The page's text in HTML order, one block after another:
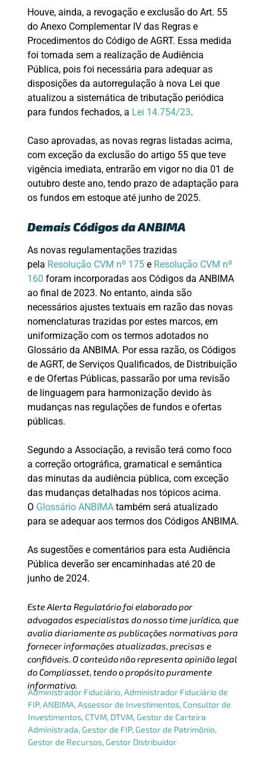
Houve, ainda, a revogação e exclusão do Art. 55
do Anexo Complementar IV das Regras e
Procedimentos do Código de AGRT. Essa medida
foi tomada sem a realização de Audiência
Pública, pois foi necessária para adequar as
disposições da autorregulação à nova Lei que
atualizou a sistemática de tributação periódica
para fundos fechados, a Lei 14.754/23.
Caso aprovadas, as novas regras listadas acima,
com exceção da exclusão do artigo 55 que teve
vigência imediata, entrarão em vigor no dia 01 de
outubro deste ano, tendo prazo de adaptação para
os fundos em estoque até junho de 2025.
Demais Códigos da ANBIMA
As novas regulamentações trazidas
pela Resolução CVM nº 175e Resolução CVM nº
160 foram incorporadas aos Códigos da ANBIMA
ao final de 2023. No entanto, ainda são
necessários ajustes textuais em razão das novas
nomenclaturas trazidas por estes marcos, em
uniformização com os termos adotados no
Glossário da ANBIMA. Por essa razão, os Códigos
de AGRT, de Serviços Qualificados, de Distribuição
e de Ofertas Públicas, passarão por uma revisão
de linguagem para harmonização devido às
mudanças nas regulações de fundos e ofertas
públicas.
Segundo a Associação, a revisão terá como foco
a correção ortográfica, gramatical e semântica
das minutas da audiência pública, com exceção
das mudanças detalhadas nos tópicos acima.
O Glossário ANBIMAtambém será atualizado
para se adequar aos termos dos Códigos ANBIMA.
As sugestões e comentários para esta Audiência
Pública deverão ser encaminhadas até 20 de
junho de 2024.
Este Alerta Regulatório foi elaborado por
advogados especialistas do nosso time jurídico, que
avalia diariamente as publicações normativas para
fornecer informações atualizadas, precisas e
confiáveis. O conteúdo não representa opinião legal
do Compliasset, tendo o propósito puramente
informativo.
Administrador Fiduciário,Administrador Fiduciário de
FIP,ANBIMA,Assessor de Investimentos, Consultor de
Investimentos, CTVM, DTVM, Gestor de Carteira
Administrada, Gestor de FIP, Gestor de Patrimônio,
Gestor de Recursos, Gestor Distribuidor